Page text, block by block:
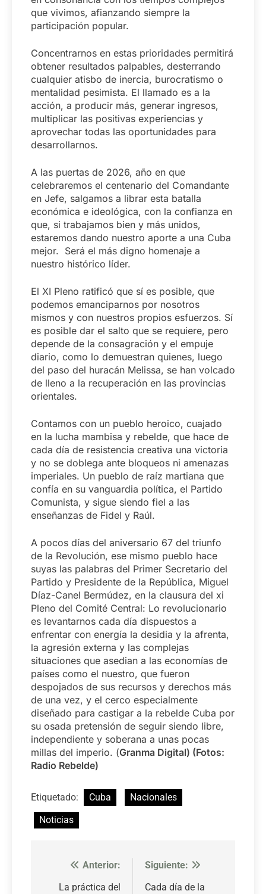
que vivimos, afianzando siempre la
participación popular.
Concentrarnos en estas prioridades permitirá
obtener resultados palpables, desterrando
cualquier atisbo de inercia, burocratismo o
mentalidad pesimista. El llamado es a la
acción, a producir más, generar ingresos,
multiplicar las positivas experiencias y
aprovechar todas las oportunidades para
desarrollarnos.
A las puertas de 2026, año en que
celebraremos el centenario del Comandante
en Jefe, salgamos a librar esta batalla
económica e ideológica, con la confianza en
que, si trabajamos bien y más unidos,
estaremos dando nuestro aporte a una Cuba
mejor. Será el más digno homenaje a
nuestro histórico líder.
El XI Pleno ratificó que sí es posible, que
podemos emanciparnos por nosotros
mismos y con nuestros propios esfuerzos. Sí
es posible dar el salto que se requiere, pero
depende de la consagración y el empuje
diario, como lo demuestran quienes, luego
del paso del huracán Melissa, se han volcado
de lleno a la recuperación en las provincias
orientales.
Contamos con un pueblo heroico, cuajado
en la lucha mambisa y rebelde, que hace de
cada día de resistencia creativa una victoria
y no se doblega ante bloqueos ni amenazas
imperiales. Un pueblo de raíz martiana que
confía en su vanguardia política, el Partido
Comunista, y sigue siendo fiel a las
enseñanzas de Fidel y Raúl.
A pocos días del aniversario 67 del triunfo
de la Revolución, ese mismo pueblo hace
suyas las palabras del Primer Secretario del
Partido y Presidente de la República, Miguel
Díaz-Canel Bermúdez, en la clausura del xi
Pleno del Comité Central: Lo revolucionario
es levantarnos cada día dispuestos a
enfrentar con energía la desidia y la afrenta,
la agresión externa y las complejas
situaciones que asedian a las economías de
países como el nuestro, que fueron
despojados de sus recursos y derechos más
de una vez, y el cerco especialmente
diseñado para castigar a la rebelde Cuba por
su osada pretensión de seguir siendo libre,
independiente y soberana a unas pocas
millas del imperio. (Granma Digital) (Fotos:
Radio Rebelde)
Etiquetado: Cuba
Nacionales
Noticias
Navegación
Anterior:
La práctica del
Siguiente:
Cada día de la